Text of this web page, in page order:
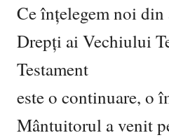
Ce înțelegem noi
Drepți ai Vechiului
Testament
este o continuare, o
Mântuitorul a venit